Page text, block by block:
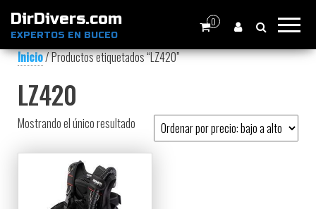
DirDivers.com
EXPERTOS EN BUCEO
0
Inicio/ Productos etiquetados “LZ420”
LZ420
Mostrando el único resultado